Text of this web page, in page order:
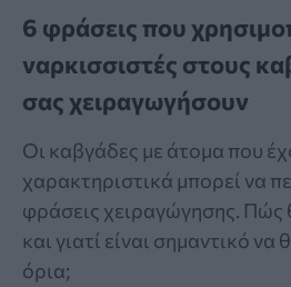
6 φράσεις που
ναρκισσιστές στους
σας χειραγωγήσουν
Οι καβγάδες με άτομα που
χαρακτηριστικά μπορεί να
φράσεις χειραγώγησης. Πώς
και γιατί είναι σημαντικό
όρια;